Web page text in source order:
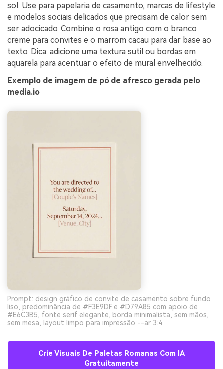
sol. Use para papelaria de casamento, marcas de lifestyle
e modelos sociais delicados que precisam de calor sem
ser adocicado. Combine o rosa antigo com o branco
creme para convites e o marrom cacau para dar base ao
texto. Dica: adicione uma textura sutil ou bordas em
aquarela para acentuar o efeito de mural envelhecido.
Exemplo de imagem de pó de afresco gerada pelo
media.io
Prompt: design gráfico de convite de casamento sobre fundo
liso, predominância de #F3E9DF e #D79A85 com apoio de
#E6C3B5, fonte serif elegante, borda minimalista, sem mãos,
sem mesa, layout limpo para impressão --ar 3:4
Crie Visuais De Paletas Romanas Com IA
Gratuitamente